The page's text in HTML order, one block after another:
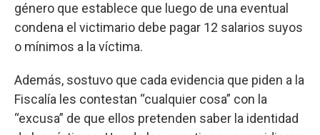
género que establece que luego de una eventual
condena el victimario debe pagar 12 salarios suyos
o mínimos a la víctima.
Además, sostuvo que cada evidencia que piden a la
Fiscalía les contestan “cualquier cosa” con la
“excusa” de que ellos pretenden saber la identidad